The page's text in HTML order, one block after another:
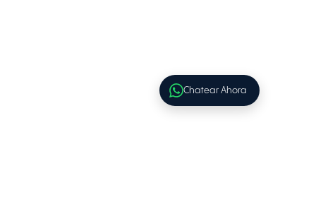
Chatear Ahora